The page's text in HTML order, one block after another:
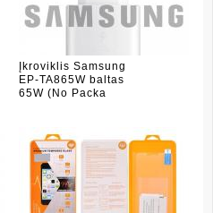
Įkroviklis Samsung
EP-TA865W baltas
65W (No Packa